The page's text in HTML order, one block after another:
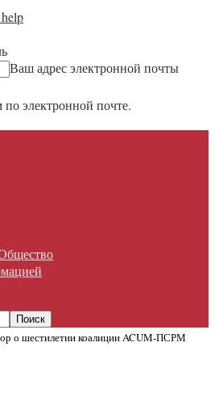
Ваш адрес электронной почты
электронной почте.
о шестилетии коалиции ACUM-ПСРМ